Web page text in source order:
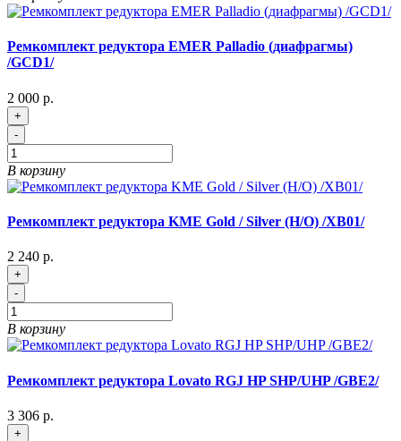
Ремкомплект редуктора EMER Palladio (диафрагмы)
/GCD1/
2 000 р.
+
-
В корзину
Ремкомплект редуктора KME Gold / Silver (Н/О) /XB01/
2 240 р.
+
-
В корзину
Ремкомплект редуктора Lovato RGJ HP SHP/UHP /GBE2/
3 306 р.
+